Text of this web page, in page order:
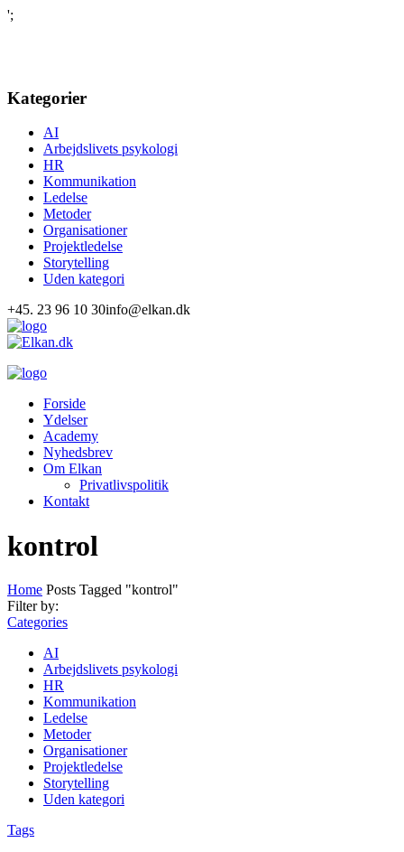
';
Kategorier
AI
Arbejdslivets psykologi
HR
Kommunikation
Ledelse
Metoder
Organisationer
Projektledelse
Storytelling
Uden kategori
+45. 23 96 10 30info@elkan.dk
Forside
Ydelser
Academy
Nyhedsbrev
Om Elkan
Privatlivspolitik
Kontakt
kontrol
Home Posts Tagged "kontrol"
Filter by:
Categories
AI
Arbejdslivets psykologi
HR
Kommunikation
Ledelse
Metoder
Organisationer
Projektledelse
Storytelling
Uden kategori
Tags